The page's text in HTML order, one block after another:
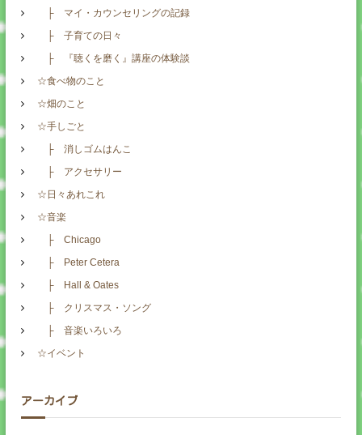
├ マイ・カウンセリングの記録
├ 子育ての日々
├ 『聴くを磨く』講座の体験談
☆食べ物のこと
☆畑のこと
☆手しごと
├ 消しゴムはんこ
├ アクセサリー
☆日々あれこれ
☆音楽
├ Chicago
├ Peter Cetera
├ Hall & Oates
├ クリスマス・ソング
├ 音楽いろいろ
☆イベント
アーカイブ